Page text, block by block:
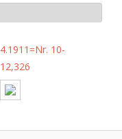
4.1911=Nr. 10-
12,326